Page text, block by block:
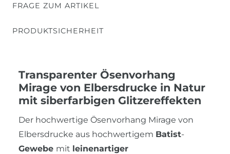
FRAGE ZUM ARTIKEL
PRODUKTSICHERHEIT
Transparenter Ösenvorhang
Mirage von Elbersdrucke in Natur
mit siberfarbigen Glitzereffekten
Der hochwertige Ösenvorhang Mirage von
Elbersdrucke aus hochwertigem Batist-
Gewebe mit leinenartiger